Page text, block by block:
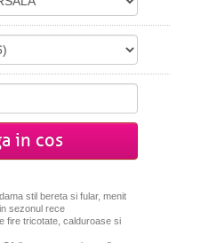
in cos
stil bereta si fular, menit
sezonul rece
fire tricotate, calduroase si